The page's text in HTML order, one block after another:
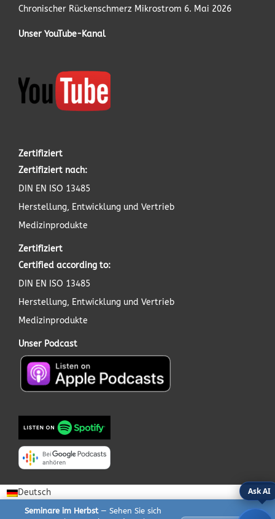
Chronischer Rückenschmerz Mikrostrom 6. Mai 2026
Unser YouTube-Kanal
Zertifiziert
Zertifiziert nach:
DIN EN ISO 13485
Herstellung, Entwicklung und Vertrieb
Medizinprodukte
Zertifiziert
Certified according to:
DIN EN ISO 13485
Herstellung, Entwicklung und Vertrieb
Medizinprodukte
Unser Podcast
Ask AI
Seminare im Herbst— Sehen Sie sich
Deutsch